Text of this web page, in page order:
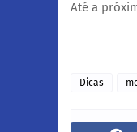
Até a
Dicas